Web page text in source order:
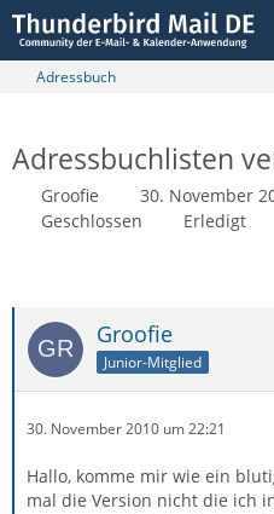
Adressbuch
Adressbuchlisten
Groofie
30. November
Geschlossen
Erledigt
Groofie
Junior-Mitglied
30. November 2010 um 22:21
Hallo, komme mir wie ein
mal die Version nicht die ich